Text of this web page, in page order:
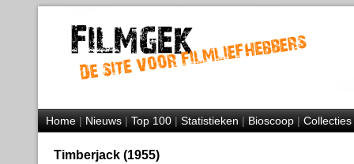
Home|Nieuws|Top 100|Statistieken|Bioscoop|Collecties
Timberjack (1955)